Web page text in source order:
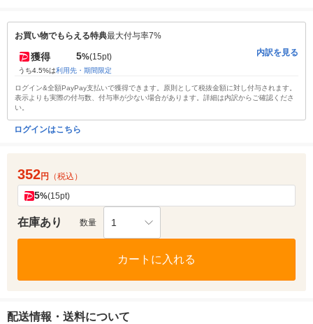
お買い物でもらえる特典最大付与率7%
獲得 5%(15pt)
うち4.5%は利用先・期間限定
内訳を見る
ログイン&全額PayPay支払いで獲得できます。原則として税抜金額に対し付与されます。
表示よりも実際の付与数、付与率が少ない場合があります。詳細は内訳からご確認くださ
い。
ログインはこちら
352円 （税込）
5%(15pt)
在庫あり 数量 1
カートに入れる
配送情報・送料について